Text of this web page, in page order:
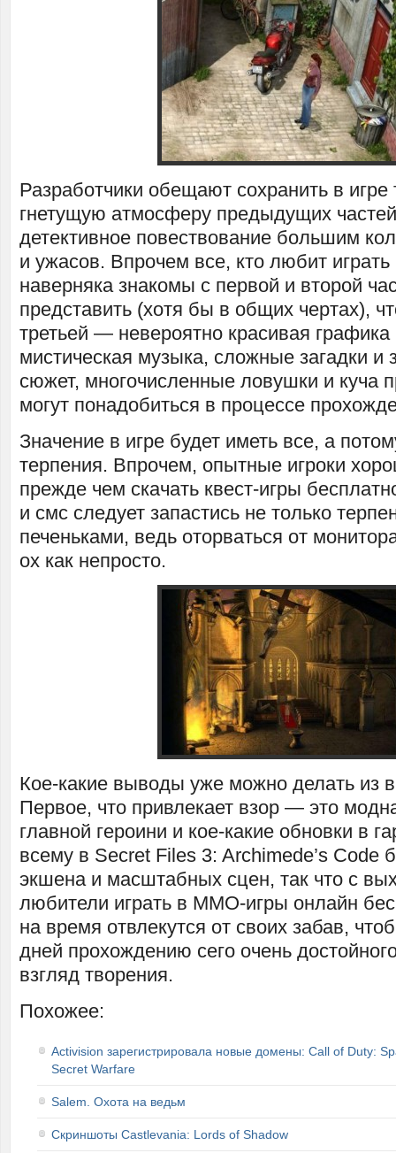
Разработчики обещают сохранить в игре
гнетущую атмосферу предыдущих
детективное повествование большим
и ужасов. Впрочем все, кто любит
наверняка знакомы с первой и второй
представить (хотя бы в общих чертах),
третьей — невероятно красивая
мистическая музыка, сложные загадки и
сюжет, многочисленные ловушки и куча
могут понадобиться в процессе
Значение в игре будет иметь все, а
терпения. Впрочем, опытные игроки
прежде чем скачать квест-игры
и смс следует запастись не только
печеньками, ведь оторваться от
ох как непросто.
Кое-какие выводы уже можно делать из
Первое, что привлекает взор — это
главной героини и кое-какие обновки в
всему в Secret Files 3: Archimede’s Code
экшена и масштабных сцен, так что с
любители играть в MMO-игры онлайн
на время отвлекутся от своих забав,
дней прохождению сего очень
взгляд творения.
Похожее:
Activision зарегистрировала новые домены: Call of Duty:
Secret Warfare
Salem. Охота на ведьм
Скриншоты Castlevania: Lords of Shadow